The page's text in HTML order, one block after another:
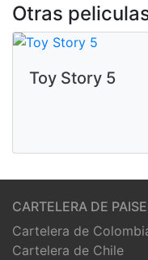
Otras
Toy Story 5
CARTELERA DE
Cartelera de
Cartelera de Chile